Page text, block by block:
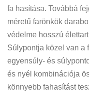
fa hasítása. Továbbá
méretű farönkök
védelme hosszú
Súlypontja közel van a
egyensúly- és
és nyél kombinációja
könnyebb fahasítást